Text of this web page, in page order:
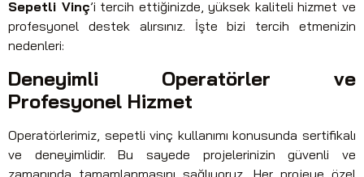
Sepetli Vinç’i tercih ettiğinizde, yüksek kaliteli hizmet ve
profesyonel destek alırsınız. İşte bizi tercih etmenizin
nedenleri:
Deneyimli Operatörler ve
Profesyonel Hizmet
Operatörlerimiz, sepetli vinç kullanımı konusunda sertifikalı
ve deneyimlidir. Bu sayede projelerinizin güvenli ve
zamanında tamamlanmasını sağlıyoruz. Her projeye özel